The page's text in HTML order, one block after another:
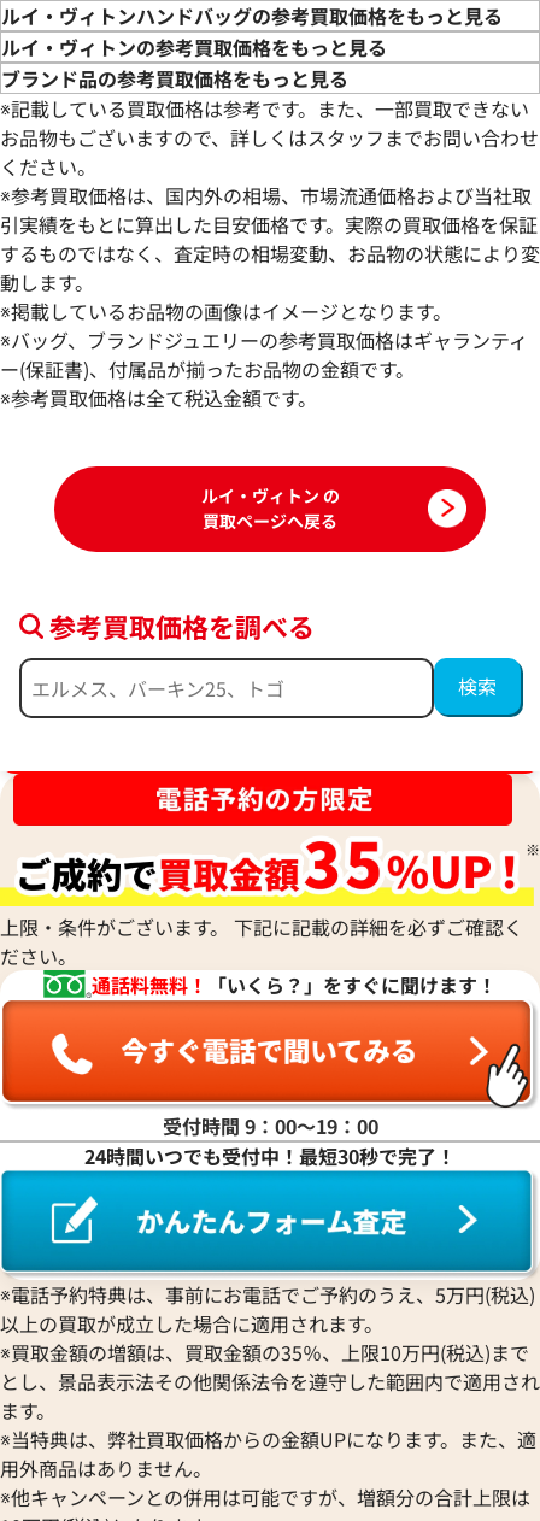
ルイ・ヴィトン ダミエ カイサトートPM
ハンドバッグ N41554
参考買取価格
100,000円
ルイ・ヴィトン
ィ ハンドバッグ
参考買取価格
ルイ・ヴィトン モノグラム デニム ネオカ
ビィー MM ハンドバッグ M95837
参考買取価格
90,000円
2025年8月17日時点
ルイ・ヴィトン
ッグ M40951
参考買取価格
76,000円
2025年7月3日時点
ルイ・ヴィトン モノグラムデニム ネオカ
ビィMM ハンドバッグ M95351
参考買取価格
72,000円
2025年8月17日時点
ルイ・ヴィトン
マBB ハンドバッ
67,000円
2026年6月17日時
ルイ・ヴィトンハンドバッグの参考買取価格をもっと見る
ルイ・ヴィトンの参考買取価格をもっと見る
ブランド品の参考買取価格をもっと見る
※記載している買取価格は参考です。また、一部買取できない
お品物もございますので、詳しくはスタッフまでお問い合わせ
ください。
※参考買取価格は、国内外の相場、市場流通価格および当社取
引実績をもとに算出した目安価格です。実際の買取価格を保証
するものではなく、査定時の相場変動、お品物の状態により変
動します。
※掲載しているお品物の画像はイメージとなります。
※バッグ、ブランドジュエリーの参考買取価格はギャランティ
ー(保証書)、付属品が揃ったお品物の金額です。
※参考買取価格は全て税込金額です。
ルイ・ヴィトン の
買取ページへ戻る
参考買取価格を調べる
上限・条件がございます。 下記に記載の詳細を必ずご確認く
ださい。
通話料無料！
「いくら？」をすぐに聞けます！
受付時間 9：00〜19：00
24時間いつでも受付中！最短30秒で完了！
※電話予約特典は、事前にお電話でご予約のうえ、5万円(税込)
以上の買取が成立した場合に適用されます。
※買取金額の増額は、買取金額の35％、上限10万円(税込)まで
とし、景品表示法その他関係法令を遵守した範囲内で適用され
ます。
※当特典は、弊社買取価格からの金額UPになります。また、適
用外商品はありません。
※他キャンペーンとの併用は可能ですが、増額分の合計上限は